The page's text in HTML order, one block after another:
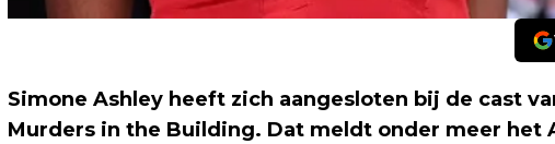
Simone Ashley heeft zich aangesloten bij de cast
Murders in the Building. Dat meldt onder meer het